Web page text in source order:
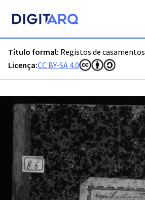
Título formal: Registos de casamentos
Licença:CC BY-SA 4.0